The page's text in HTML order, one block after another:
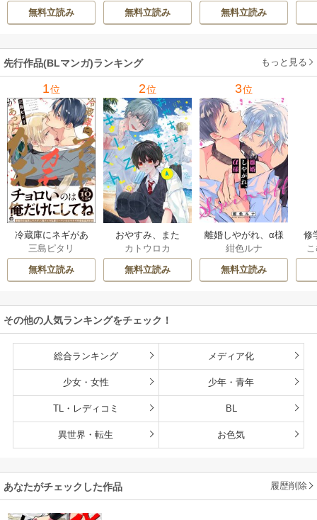
無料立読み
無料立読み
無料立読み
先行作品(BLマンガ)ランキング もっと見る
1位
冷蔵庫にネギがあ
ったカモ
三島ピタリ
無料立読み
2位
おやすみ、また
ね。ましろくん。
【電子限定漫画付
き】
カトウロカ
無料立読み
3位
離婚しやがれ、α様
紺色ルナ
無料立読み
修
その他の人気ランキングをチェック！
総合ランキング メディア化
少女・女性 少年・青年
TL・レディコミ BL
異世界・転生 お色気
あなたがチェックした作品 履歴削除